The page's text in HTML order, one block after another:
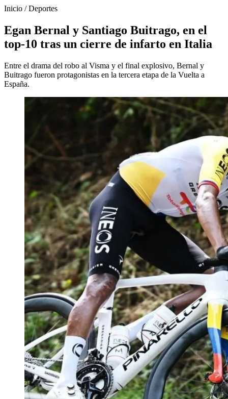
Inicio /Deportes
Egan Bernal y Santiago Buitrago, en el
top-10 tras un cierre de infarto en Italia
Entre el drama del robo al Visma y el final explosivo, Bernal y
Buitrago fueron protagonistas en la tercera etapa de la Vuelta a
España.